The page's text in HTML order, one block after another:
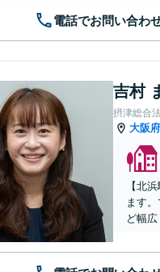
電話でお問い合わ
吉村
摂津総合
大阪府
【北
ます
ど幅